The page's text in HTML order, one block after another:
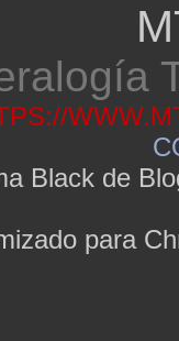
Black de
para